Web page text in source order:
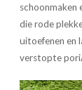
schoonmaken
die rode
uitoefenen en
verstopte